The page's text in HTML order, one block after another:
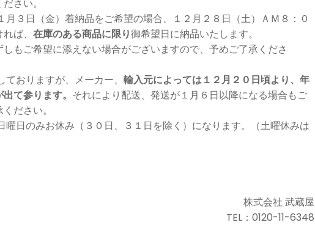
さい。
３日（金）着納品をご希望の場合、１２月２８日（土）ＡＭ８：０
ば、 在庫のある商品に限り御希望日に納品いたします。
しもご希望に添えない場合がございますので、予めご了承くださ
おりますが、メーカー、 輸入元によっては１２月２０日頃より、年
て参ります。 それにより配送、発送が１月６日以降になる場合もご
ださい。
日のみお休み（３０日、３１日を除く）になります。（土曜休みは
株式会社 武蔵屋
TEL：0120-11-6348